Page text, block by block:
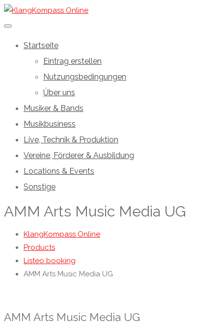
Startseite
Eintrag erstellen
Nutzungsbedingungen
Über uns
Musiker & Bands
Musikbusiness
Live, Technik & Produktion
Vereine, Förderer & Ausbildung
Locations & Events
Sonstige
AMM Arts Music Media UG
KlangKompass Online
Products
Listeo booking
AMM Arts Music Media UG
AMM Arts Music Media UG